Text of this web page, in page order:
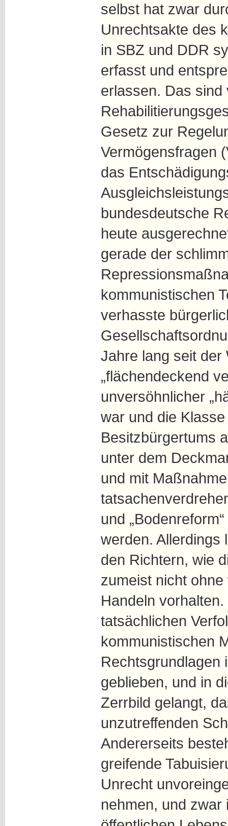
selbst hat zwar
Unrechtsakte des
in SBZ und DDR
erfasst und
erlassen. Das sind
Gesetz zur
Vermögensfragen
das
bundesdeutsche
heute
gerade der
kommunistischen
verhasste
Jahre lang seit der
„flächendeckend
unversöhnlicher
war und die
Besitzbürgertums
unter dem
und mit
und
werden. Allerdings
den Richtern, wie
zumeist nicht
Handeln
tatsächlichen
kommunistischen
Rechtsgrundlagen
geblieben, und in
Zerrbild gelangt,
unzutreffenden
Andererseits
greifende
Unrecht
nehmen, und zwar